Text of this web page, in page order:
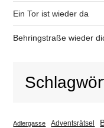
Ein Tor ist wieder da
Behringstraße wieder
Adlergasse Adventsrätsel